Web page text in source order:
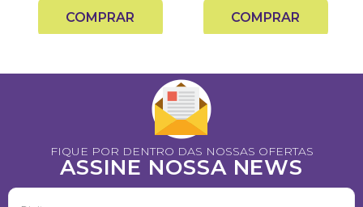
COMPRAR COMPRAR
FIQUE POR DENTRO DAS NOSSAS OFERTAS
ASSINE NOSSA NEWS